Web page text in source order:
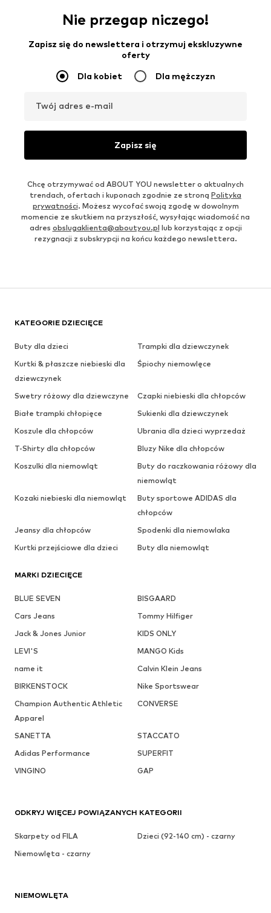
Nie przegap niczego!
Zapisz się do newslettera i otrzymuj ekskluzywne
oferty
Dla kobiet Dla mężczyzn
Twój adres e-mail
Zapisz się
Chcę otrzymywać od ABOUT YOU newsletter o aktualnych
trendach, ofertach i kuponach zgodnie ze stroną Polityka
prywatności. Możesz wycofać swoją zgodę w dowolnym
momencie ze skutkiem na przyszłość, wysyłając wiadomość na
adres obslugaklienta@aboutyou.pl lub korzystając z opcji
rezygnacji z subskrypcji na końcu każdego newslettera.
KATEGORIE DZIECIĘCE
Buty dla dzieci
Trampki dla dziewczynek
Kurtki & płaszcze niebieski dla
dziewczynek
Śpiochy niemowlęce
Swetry różowy dla dziewczyne
Czapki niebieski dla chłopców
Białe trampki chłopięce
Sukienki dla dziewczynek
Koszule dla chłopców
Ubrania dla dzieci wyprzedaż
T-Shirty dla chłopców
Bluzy Nike dla chłopców
Koszulki dla niemowląt
Buty do raczkowania różowy dla
niemowląt
Kozaki niebieski dla niemowląt
Buty sportowe ADIDAS dla
chłopców
Jeansy dla chłopców
Spodenki dla niemowlaka
Kurtki przejściowe dla dzieci
Buty dla niemowląt
MARKI DZIECIĘCE
BLUE SEVEN
BISGAARD
Cars Jeans
Tommy Hilfiger
Jack & Jones Junior
KIDS ONLY
LEVI'S
MANGO Kids
name it
Calvin Klein Jeans
BIRKENSTOCK
Nike Sportswear
Champion Authentic Athletic
Apparel
CONVERSE
SANETTA
STACCATO
Adidas Performance
SUPERFIT
VINGINO
GAP
NIEMOWLĘTA
ODKRYJ WIĘCEJ POWIĄZANYCH KATEGORII
Skarpety od FILA
Dzieci (92-140 cm) - czarny
Niemowlęta - czarny